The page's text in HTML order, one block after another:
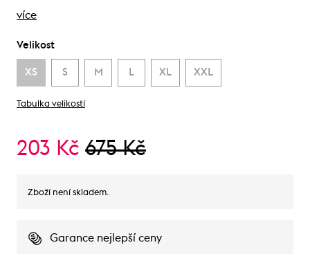
více
Velikost
XS S M L XL XXL
Tabulka velikostí
203 Kč 675 Kč
Zboží není skladem.
Garance nejlepší ceny